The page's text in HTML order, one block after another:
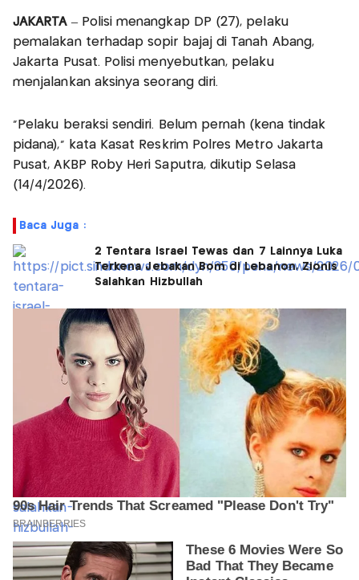
JAKARTA– Polisi menangkap DP (27), pelaku
pemalakan terhadap sopir bajaj di Tanah Abang,
Jakarta Pusat. Polisi menyebutkan, pelaku
menjalankan aksinya seorang diri.
“Pelaku beraksi sendiri. Belum pernah (kena tindak
pidana),” kata Kasat Reskrim Polres Metro Jakarta
Pusat, AKBP Roby Heri Saputra, dikutip Selasa
(14/4/2026).
Baca Juga :
2 Tentara Israel Tewas dan 7 Lainnya Luka
Terkena Jebakan Bom di Lebanon, Zionis
Salahkan Hizbullah